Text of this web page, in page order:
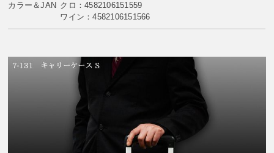
カラー＆JAN クロ：4582106151559
ワイン：4582106151566